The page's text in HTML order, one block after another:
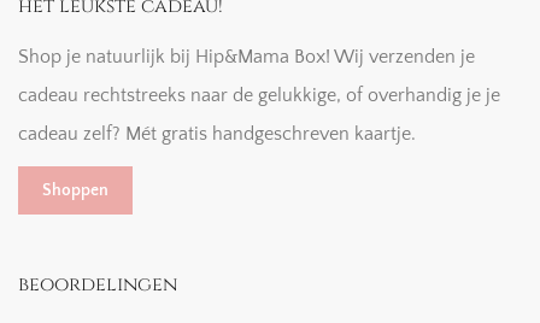
het leukste cadeau!
Shop je natuurlijk bij Hip&Mama Box! Wij verzenden je
cadeau rechtstreeks naar de gelukkige, of overhandig je je
cadeau zelf? Mét gratis handgeschreven kaartje.
Shoppen
beoordelingen